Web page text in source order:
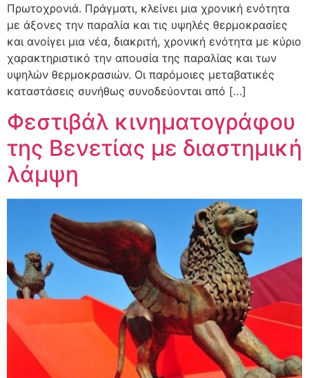
Πρωτοχρονιά. Πράγματι, κλείνει μια χρονική ενότητα
με άξονες την παραλία και τις υψηλές θερμοκρασίες
και ανοίγει μια νέα, διακριτή, χρονική ενότητα με κύριο
χαρακτηριστικό την απουσία της παραλίας και των
υψηλών θερμοκρασιών. Οι παρόμοιες μεταβατικές
καταστάσεις συνήθως συνοδεύονται από […]
Φεστιβάλ κινηματογράφου
της Βενετίας με διαστημική
λάμψη